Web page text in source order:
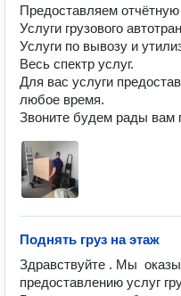
Предоставляем
Услуги грузового
Услуги по вывозу и
Весь спектр услуг.
Для вас услуги
любое время.
Звоните будем рады вам
Поднять груз на этаж
Здравствуйте . Мы
предоставлению услуг